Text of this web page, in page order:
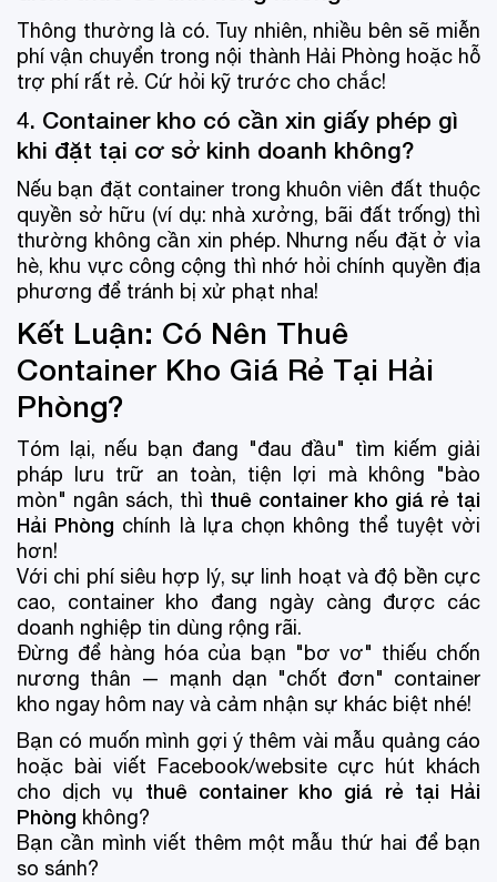
Thông thường là có. Tuy nhiên, nhiều bên sẽ miễn
phí vận chuyển trong nội thành Hải Phòng hoặc hỗ
trợ phí rất rẻ. Cứ hỏi kỹ trước cho chắc!
4. Container kho có cần xin giấy phép gì
khi đặt tại cơ sở kinh doanh không?
Nếu bạn đặt container trong khuôn viên đất thuộc
quyền sở hữu (ví dụ: nhà xưởng, bãi đất trống) thì
thường không cần xin phép. Nhưng nếu đặt ở vỉa
hè, khu vực công cộng thì nhớ hỏi chính quyền địa
phương để tránh bị xử phạt nha!
Kết Luận: Có Nên Thuê
Container Kho Giá Rẻ Tại Hải
Phòng?
Tóm lại, nếu bạn đang "đau đầu" tìm kiếm giải
pháp lưu trữ an toàn, tiện lợi mà không "bào
mòn" ngân sách, thì thuê container kho giá rẻ tại
Hải Phòng chính là lựa chọn không thể tuyệt vời
hơn!
Với chi phí siêu hợp lý, sự linh hoạt và độ bền cực
cao, container kho đang ngày càng được các
doanh nghiệp tin dùng rộng rãi.
Đừng để hàng hóa của bạn "bơ vơ" thiếu chốn
nương thân — mạnh dạn "chốt đơn" container
kho ngay hôm nay và cảm nhận sự khác biệt nhé!
Bạn có muốn mình gợi ý thêm vài mẫu quảng cáo
hoặc bài viết Facebook/website cực hút khách
cho dịch vụ thuê container kho giá rẻ tại Hải
Phòng không?
Bạn cần mình viết thêm một mẫu thứ hai để bạn
so sánh?